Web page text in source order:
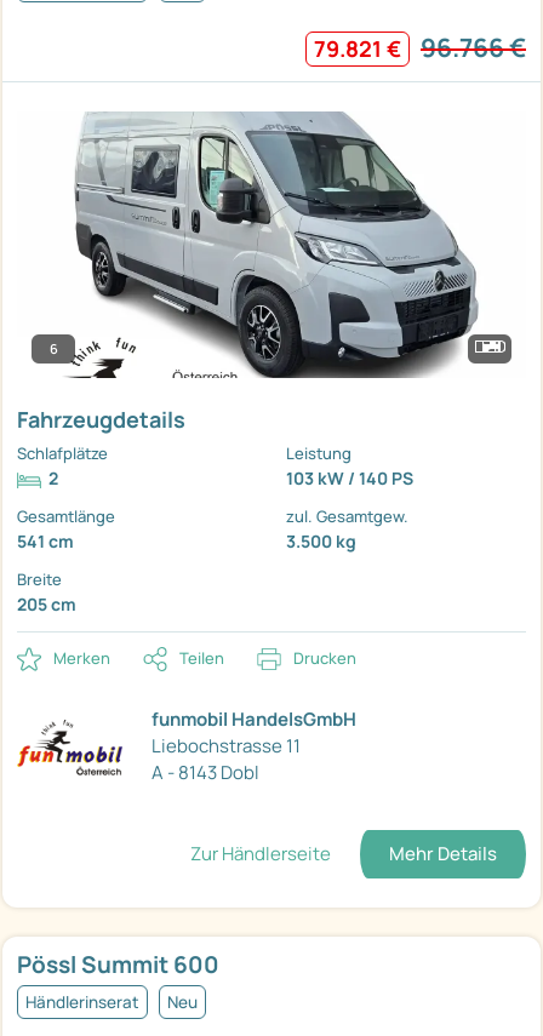
79.821 € 96.766 €
6
Fahrzeugdetails
Schlafplätze
2
Leistung
103 kW / 140 PS
Gesamtlänge
541 cm
zul. Gesamtgew.
3.500 kg
Breite
205 cm
Merken Teilen Drucken
funmobil HandelsGmbH
Liebochstrasse 11
A - 8143 Dobl
Zur Händlerseite Mehr Details
Pössl Summit 600
Händlerinserat Neu